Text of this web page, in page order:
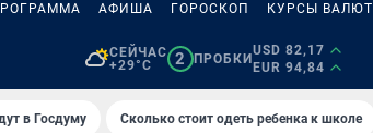
АФИША ГОРОСКОП КУРСЫ ВАЛЮТ
СЕЙЧАС
+29°C
2 ПРОБКИ
USD 82,17
EUR 94,84
в Госдуму Сколько стоит одеть ребенка к школе